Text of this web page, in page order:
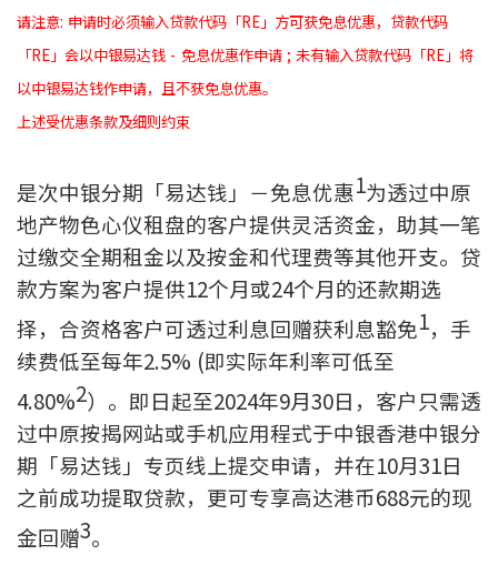
新闻/研究
公司动态
统计数据库
按揭快趣智识
楼按专栏
按揭百科
实时银行资讯
装修·保险优惠
请注意: 申请时必须输入贷款代码「RE」方可获免息优惠，贷款代码
「RE」会以中银易达钱 - 免息优惠作申请 ; 未有输入贷款代码「RE」将
以中银易达钱作申请，且不获免息优惠。
上述受优惠条款及细则约束
是次中银分期「易达钱」－免息优惠1为透过中原
地产物色心仪租盘的客户提供灵活资金，助其一笔
过缴交全期租金以及按金和代理费等其他开支。贷
款方案为客户提供12个月或24个月的还款期选
择，合资格客户可透过利息回赠获利息豁免1，手
续费低至每年2.5% (即实际年利率可低至
4.80%2）。即日起至2024年9月30日，客户只需透
过中原按揭网站或手机应用程式于中银香港中银分
期「易达钱」专页线上提交申请，并在10月31日
之前成功提取贷款，更可专享高达港币688元的现
金回赠3。